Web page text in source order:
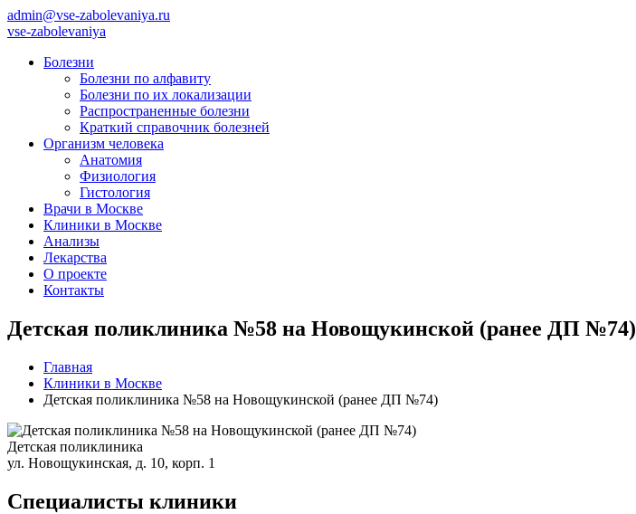
admin@vse-zabolevaniya.ru
vse-zabolevaniya
Болезни
Болезни по алфавиту
Болезни по их локализации
Распространенные болезни
Краткий справочник болезней
Организм человека
Анатомия
Физиология
Гистология
Врачи в Москве
Клиники в Москве
Анализы
Лекарства
О проекте
Контакты
Детская поликлиника №58 на Новощукинской (ранее ДП №74)
Главная
Клиники в Москве
Детская поликлиника №58 на Новощукинской (ранее ДП №74)
Детская поликлиника
ул. Новощукинская, д. 10, корп. 1
Специалисты клиники